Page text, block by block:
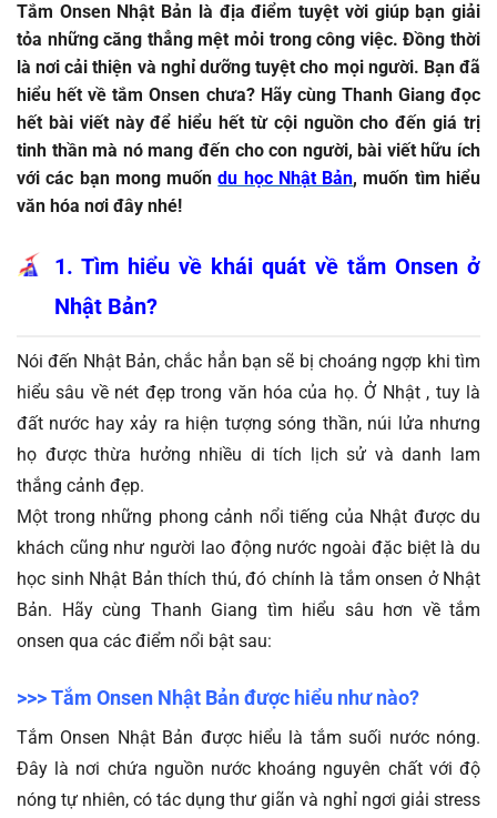
Tắm Onsen Nhật Bản là địa điểm tuyệt vời giúp bạn giải
tỏa những căng thẳng mệt mỏi trong công việc. Đồng thời
là nơi cải thiện và nghỉ dưỡng tuyệt cho mọi người. Bạn đã
hiểu hết về tắm Onsen chưa? Hãy cùng Thanh Giang đọc
hết bài viết này để hiểu hết từ cội nguồn cho đến giá trị
tinh thần mà nó mang đến cho con người, bài viết hữu ích
với các bạn mong muốn du học Nhật Bản, muốn tìm hiểu
văn hóa nơi đây nhé!
1. Tìm hiểu về khái quát về tắm Onsen ở
Nhật Bản?
Nói đến Nhật Bản, chắc hẳn bạn sẽ bị choáng ngợp khi tìm
hiểu sâu về nét đẹp trong văn hóa của họ. Ở Nhật , tuy là
đất nước hay xảy ra hiện tượng sóng thần, núi lửa nhưng
họ được thừa hưởng nhiều di tích lịch sử và danh lam
thắng cảnh đẹp.
Một trong những phong cảnh nổi tiếng của Nhật được du
khách cũng như người lao động nước ngoài đặc biệt là du
học sinh Nhật Bản thích thú, đó chính là tắm onsen ở Nhật
Bản. Hãy cùng Thanh Giang tìm hiểu sâu hơn về tắm
onsen qua các điểm nổi bật sau:
>>> Tắm Onsen Nhật Bản được hiểu như nào?
Tắm Onsen Nhật Bản được hiểu là tắm suối nước nóng.
Đây là nơi chứa nguồn nước khoáng nguyên chất với độ
nóng tự nhiên, có tác dụng thư giãn và nghỉ ngơi giải stress